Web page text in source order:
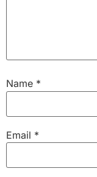
Name *
Email *